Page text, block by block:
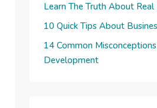
Learn The Truth About
10 Quick Tips About
14 Common
Development